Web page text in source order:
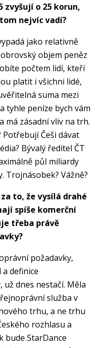
zvyšují o 25 korun,
nejvíc vadí?
jako relativně
objem peněz
počtem lidí, kteří
platit i všichni lidé,
suma mezi
tyhle peníze bych vám
má zásadní vliv na trh.
Češi dávat
Bývalý ředitel ČT
půl miliardy
Trojnásobek? Vážně?
to, že vysílá drahé
spíše komerční
třeba právě
požadavky,
definice
dnes nestačí. Měla
služba v
trhu, a ne trhu
rozhlasu a
bude StarDance